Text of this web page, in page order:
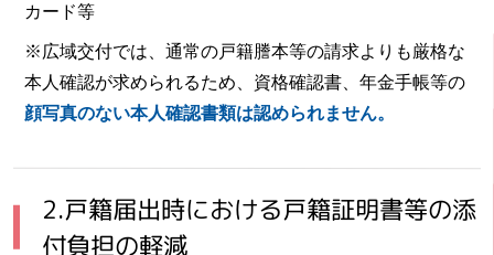
カード等
※広域交付では、通常の戸籍謄本等の請求よりも厳格な
本人確認が求められるため、資格確認書、年金手帳等の
顔写真のない本人確認書類は認められません。
2.戸籍届出時における戸籍証明書等の添
付負担の軽減